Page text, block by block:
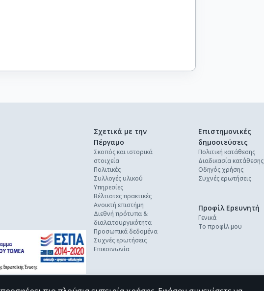
Σχετικά με την
Πέργαμο
Σκοπός και ιστορικά
στοιχεία
Πολιτικές
Συλλογές υλικού
Υπηρεσίες
Βέλτιστες πρακτικές
Ανοικτή επιστήμη
Διεθνή πρότυπα &
διαλειτουργικότητα
Προσωπικά δεδομένα
Συχνές ερωτήσεις
Επικοινωνία
Επιστημονικές
δημοσιεύσεις
Πολιτική κατάθεσης
Διαδικασία κατάθεσης
Οδηγός χρήσης
Συχνές ερωτήσεις
Προφίλ Ερευνητή
Γενικά
Το προφίλ μου